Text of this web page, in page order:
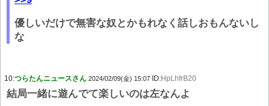
優しいだけで無害な奴とかもれなく話しおもんないし
な
10:つらたんニュースさん 2024/02/09(金) 15:07 ID:HpLhfrB20
結局一緒に遊んでて楽しいのは左なんよ